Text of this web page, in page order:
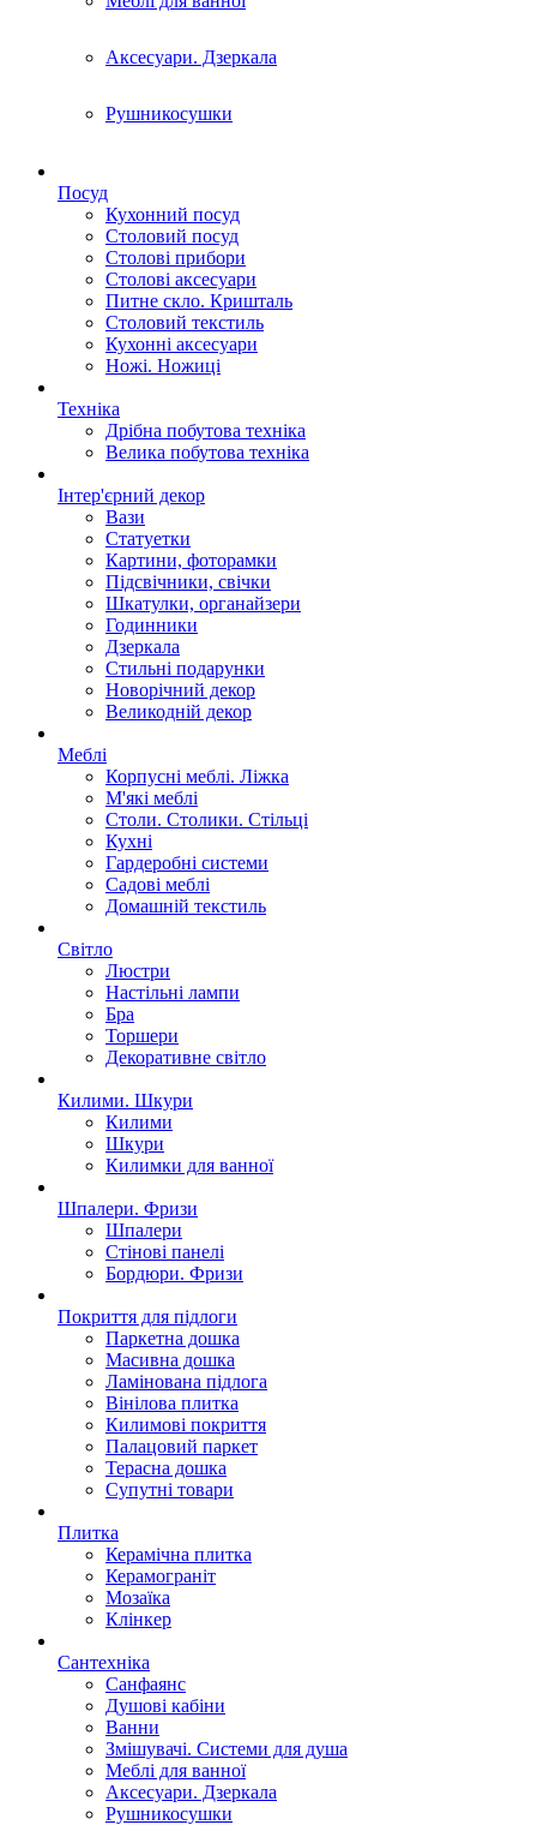
Аксесуари. Дзеркала
Рушникосушки
Посуд
Кухонний посуд
Столовий посуд
Столові прибори
Столові аксесуари
Питне скло. Кришталь
Столовий текстиль
Кухонні аксесуари
Ножі. Ножиці
Техніка
Дрібна побутова техніка
Велика побутова техніка
Інтер'єрний декор
Вази
Статуетки
Картини, фоторамки
Підсвічники, свічки
Шкатулки, органайзери
Годинники
Дзеркала
Стильні подарунки
Новорічний декор
Великодній декор
Меблі
Корпусні меблі. Ліжка
М'які меблі
Столи. Столики. Стільці
Кухні
Гардеробні системи
Садові меблі
Домашній текстиль
Світло
Люстри
Настільні лампи
Бра
Торшери
Декоративне світло
Килими. Шкури
Килими
Шкури
Килимки для ванної
Шпалери. Фризи
Шпалери
Стінові панелі
Бордюри. Фризи
Покриття для пiдлоги
Паркетна дошка
Масивна дошка
Ламінована підлога
Вінілова плитка
Килимові покриття
Палацовий паркет
Терасна дошка
Супутні товари
Плитка
Керамічна плитка
Керамограніт
Мозаїка
Клінкер
Сантехніка
Санфаянс
Душові кабіни
Ванни
Змішувачі. Системи для душа
Меблі для ванної
Аксесуари. Дзеркала
Рушникосушки